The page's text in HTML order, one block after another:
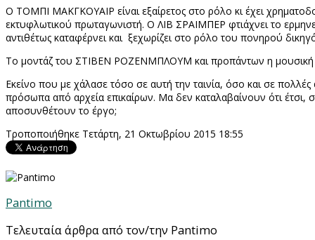
Ο ΤΟΜΠΙ ΜΑΚΓΚΟΥΑΙΡ είναι εξαίρετος στο ρόλο κι έχει
εκτυφλωτικού πρωταγωνιστή. Ο ΛΙΒ ΣΡΑΙΜΠΕΡ φτιάχνει το
αντιθέτως καταφέρνει και ξεχωρίζει στο ρόλο του πονηρού
Το μοντάζ του ΣΤΙΒΕΝ ΡΟΖΕΝΜΠΛΟΥΜ και προπάντων η
Εκείνο που με χάλασε τόσο σε αυτή την ταινία, όσο και σε
πρόσωπα από αρχεία επικαίρων. Μα δεν καταλαβαίνουν ότι
αποσυνθέτουν το έργο;
Τροποποιήθηκε Τετάρτη, 21 Οκτωβρίου 2015 18:55
Pantimo
Τελευταία άρθρα από τον/την Pantimo